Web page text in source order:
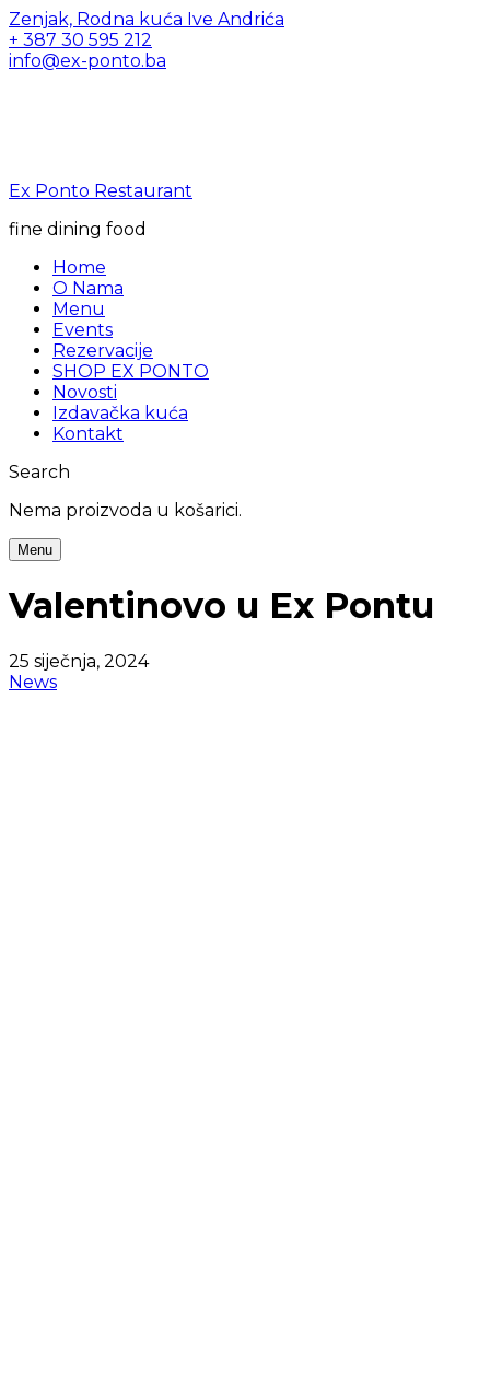
Zenjak, Rodna kuća Ive Andrića
+ 387 30 595 212
info@ex-ponto.ba
Ex Ponto Restaurant
fine dining food
Home
O Nama
Menu
Events
Rezervacije
SHOP EX PONTO
Novosti
Izdavačka kuća
Kontakt
Search
Nema proizvoda u košarici.
Menu
Valentinovo u Ex Pontu
25 siječnja, 2024
News